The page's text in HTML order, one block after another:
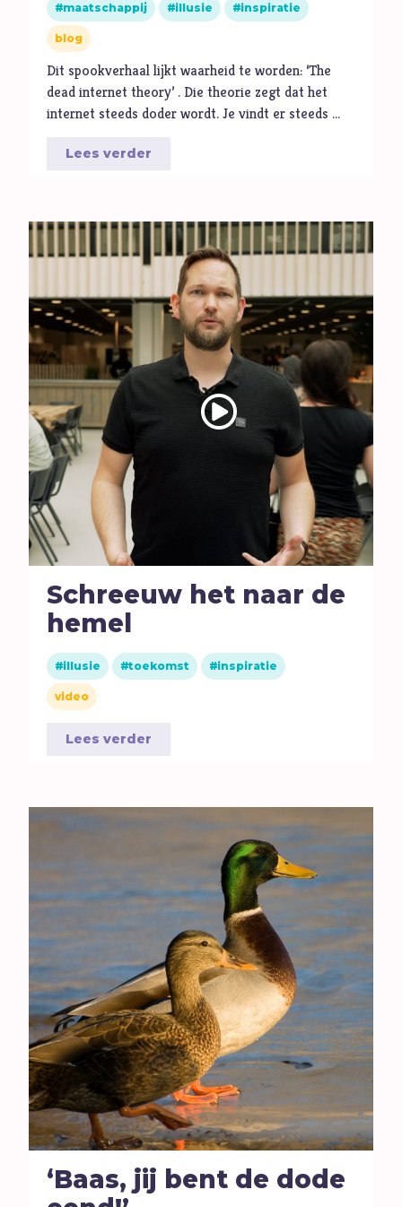
maatschappij illusie inspiratie
blog
Dit spookverhaal lijkt waarheid te worden: ‘The
dead internet theory’ . Die theorie zegt dat het
internet steeds doder wordt. Je vindt er steeds …
Lees verder
Schreeuw het naar de
hemel
illusie toekomst inspiratie
video
Lees verder
‘Baas, jij bent de dode